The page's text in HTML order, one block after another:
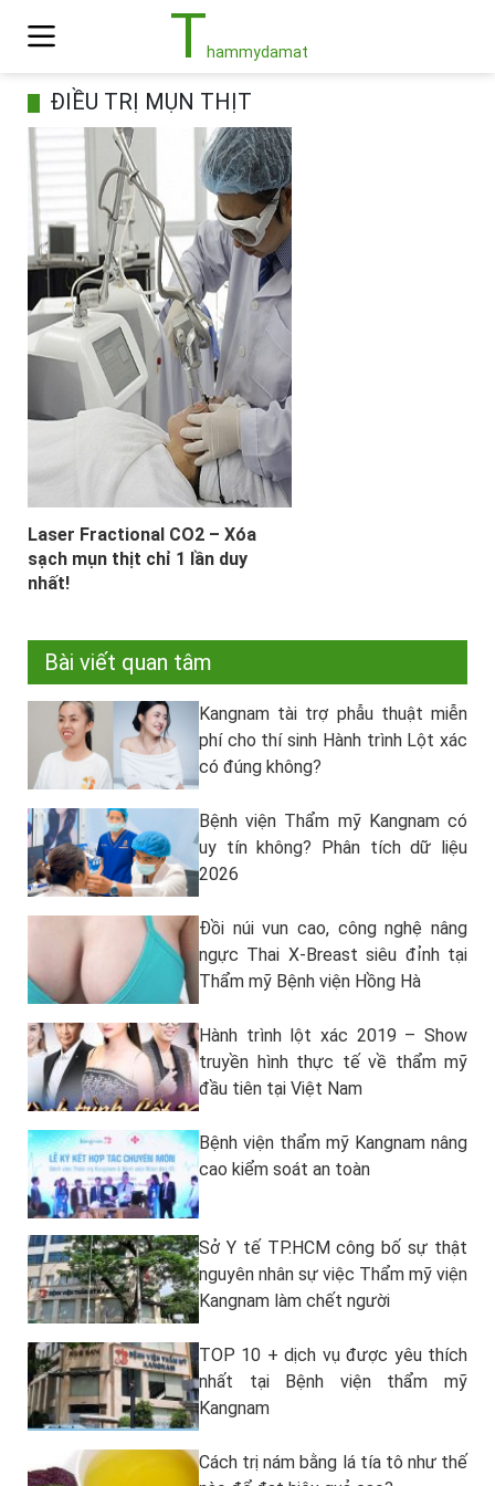
Thammydamat
ĐIỀU TRỊ MỤN THỊT
Laser Fractional CO2 – Xóa
sạch mụn thịt chỉ 1 lần duy
nhất!
Bài viết quan tâm
Kangnam tài trợ phẫu thuật miễn
phí cho thí sinh Hành trình Lột xác
có đúng không?
Bệnh viện Thẩm mỹ Kangnam có
uy tín không? Phân tích dữ liệu
2026
Đồi núi vun cao, công nghệ nâng
ngực Thai X-Breast siêu đỉnh tại
Thẩm mỹ Bệnh viện Hồng Hà
Hành trình lột xác 2019 – Show
truyền hình thực tế về thẩm mỹ
đầu tiên tại Việt Nam
Bệnh viện thẩm mỹ Kangnam nâng
cao kiểm soát an toàn
Sở Y tế TP.HCM công bố sự thật
nguyên nhân sự việc Thẩm mỹ viện
Kangnam làm chết người
TOP 10 + dịch vụ được yêu thích
nhất tại Bệnh viện thẩm mỹ
Kangnam
Cách trị nám bằng lá tía tô như thế